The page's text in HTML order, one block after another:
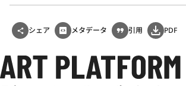
シェア メタデータ 引用 PDF